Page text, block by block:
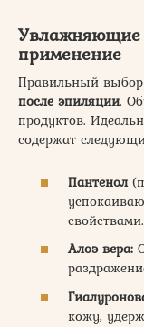
Увлажняющие
применение
Правильный
после эпиляции.
продуктов.
содержат
Пантенол
свойствами.
Алоэ вера:
кожу,